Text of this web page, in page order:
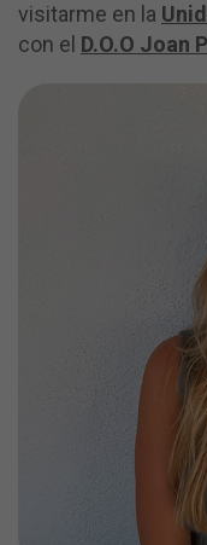
visitarme en la
con el D.O.O Joan